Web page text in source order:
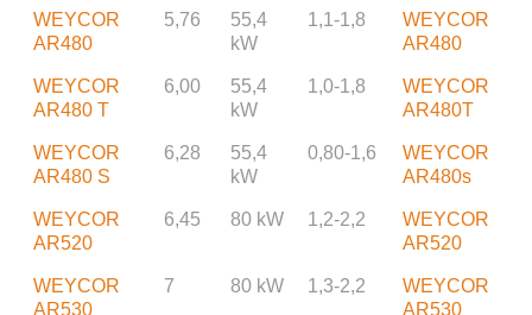
WEYCOR
AR480
5,76
55,4
kW
1,1-1,8
WEYCOR
AR480
WEYCOR
AR480 T
6,00
55,4
kW
1,0-1,8
WEYCOR
AR480T
WEYCOR
AR480 S
6,28
55,4
kW
0,80-1,6
WEYCOR
AR480s
WEYCOR
AR520
6,45 80 kW 1,2-2,2
WEYCOR
AR520
WEYCOR
AR530
7 80 kW 1,3-2,2
WEYCOR
AR530